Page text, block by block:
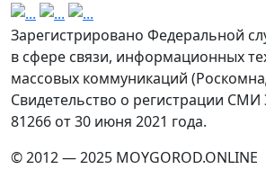
Зарегистрировано Федеральной
в сфере связи, информационных
массовых коммуникаций
Свидетельство о регистрации
81266 от 30 июня 2021 года.
© 2012 — 2025 MOYGOROD.ONLINE